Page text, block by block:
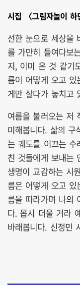
시집 〈그림자놀이
선한 눈으로 세상을
를 가만히 들여다보
지, 이미 온 것 같기
름이 어떻게 오고
게만 살다가 놓치고
여름을 불러오는 저
미해봅니다. 삶의 구
는 궤도를 이끄는 수
친 것들에게 보내는
생명이 교감하는 시
름은 어떻게 오고
름을 따라가며 나의
다. 몹시 더울 거라
바래봅니다. 신정민